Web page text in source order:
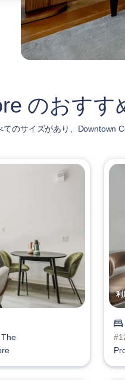
のおすす
のサイズがあり、Downtown
The
利